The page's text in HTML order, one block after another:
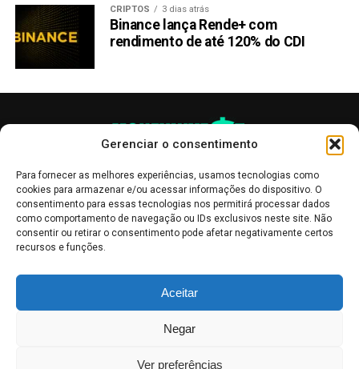
Gerenciar o consentimento
Para fornecer as melhores experiências, usamos tecnologias como
cookies para armazenar e/ou acessar informações do dispositivo. O
consentimento para essas tecnologias nos permitirá processar dados
como comportamento de navegação ou IDs exclusivos neste site. Não
consentir ou retirar o consentimento pode afetar negativamente certos
recursos e funções.
Aceitar
Negar
Ver preferências
CRIPTOS 3 dias atrás
Binance lança Rende+ com
rendimento de até 120% do CDI
informativo, servindo como boletins de divulgação, e não devem ser
interpretadas como recomendações de investimento.Leia mais
Bolsa de Valores